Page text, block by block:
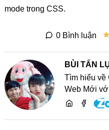
mode trong CSS.
★
★
0 Bình luận
BÙI TẤN
Tìm hiểu về
Web Mới
lĩnh vực